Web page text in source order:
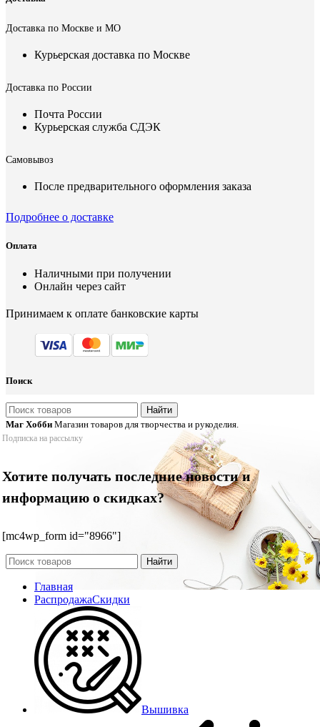
Доставка по Москве и МО
Курьерская доставка по Москве
Доставка по России
Почта России
Курьерская служба СДЭК
Самовывоз
После предварительного оформления заказа
Подробнее о доставке
Оплата
Наличными при получении
Онлайн через сайт
Принимаем к оплате банковские карты
Поиск
Найти
Маг Хобби Магазин товаров для творчества и рукоделия.
Подписка на рассылку
Хотите получать последние новости и
информацию о скидках?
[mc4wp_form id="8966"]
Найти
Главная
РаспродажаСкидки
Вышивка